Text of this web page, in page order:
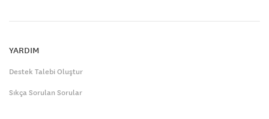
YARDIM
Destek Talebi Oluştur
Sıkça Sorulan Sorular